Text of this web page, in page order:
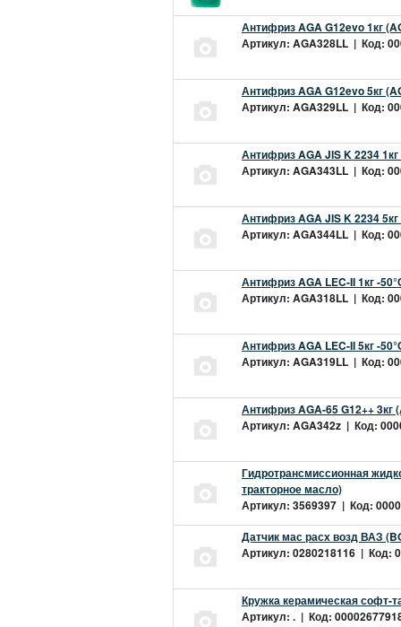
Антифриз AGA G12evo 1кг
Артикул: AGA328LL | Код:
Антифриз AGA G12evo 5кг
Артикул: AGA329LL | Код:
Антифриз AGA JIS K 2234
Артикул: AGA343LL | Код:
Антифриз AGA JIS K 2234
Артикул: AGA344LL | Код:
Антифриз AGA LEC-II 1кг -
Артикул: AGA318LL | Код:
Антифриз AGA LEC-II 5кг -
Артикул: AGA319LL | Код:
Антифриз AGA-65 G12++ 3кг
Артикул: AGA342z | Код:
Гидротрансмиссионная
тракторное масло)
Артикул: 3569397 | Код:
Датчик мас расх возд ВАЗ
Артикул: 0280218116 | Код:
Кружка керамическая софт-
Артикул: . | Код: